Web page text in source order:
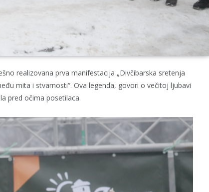
realizovana prva manifestacija „Divčibarska sretenja
mita i stvarnosti“. Ova legenda, govori o večitoj ljubavi
pred očima posetilaca.